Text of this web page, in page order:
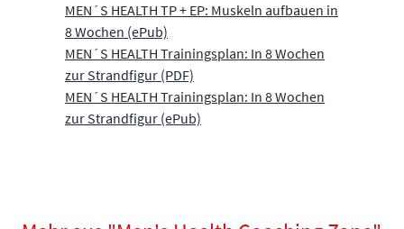
MEN´S HEALTH TP + EP: Muskeln aufbauen in
8 Wochen (ePub)
MEN´S HEALTH Trainingsplan: In 8 Wochen
zur Strandfigur (PDF)
MEN´S HEALTH Trainingsplan: In 8 Wochen
zur Strandfigur (ePub)